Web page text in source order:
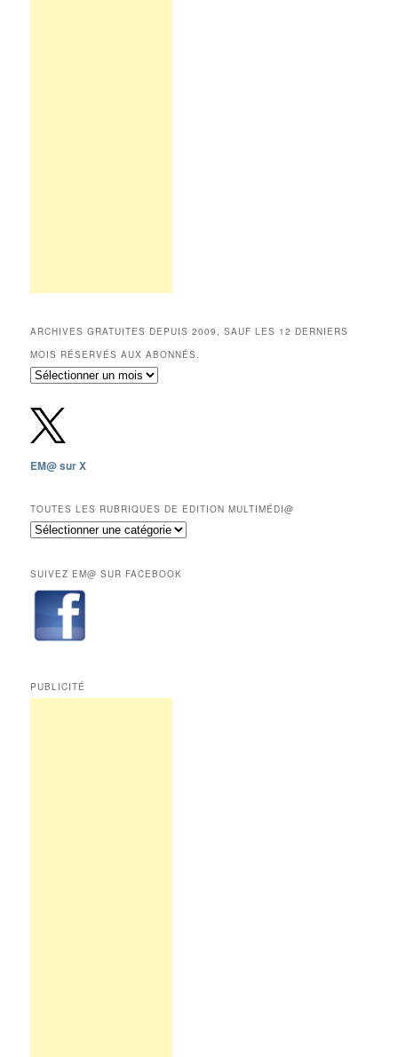
ARCHIVES GRATUITES DEPUIS 2009, SAUF LES 12 DERNIERS
MOIS RÉSERVÉS AUX ABONNÉS.
Archives
depuis
2009,
sauf
les
mois
réservés
aux
EM@ sur X
TOUTES LES RUBRIQUES DE EDITION MULTIMÉDI@
Toutes
de
Edition
Multimédi@
SUIVEZ EM@ SUR FACEBOOK
PUBLICITÉ